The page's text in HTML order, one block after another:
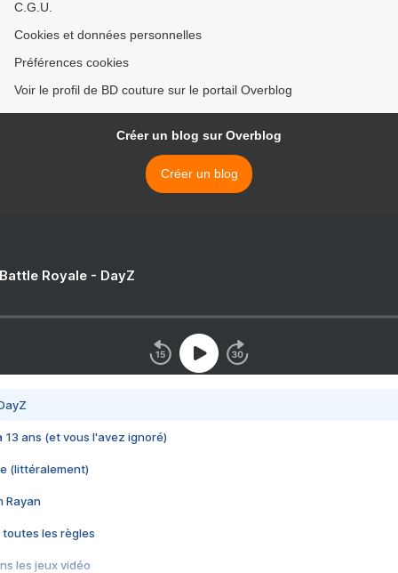
C.G.U.
Cookies et données personnelles
Préférences cookies
Voir le profil de BD couture sur le portail Overblog
Créer un blog sur Overblog
Créer un blog
Royale - DayZ
13 ans (et vous l'avez ignoré)
(littéralement)
Rayan
toutes les règles
les jeux vidéo